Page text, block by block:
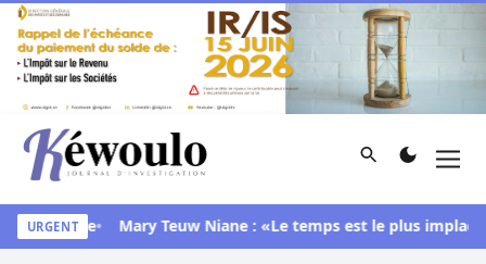
Aller au contenu
Kéwoulo, le premier site d'information et d'investigation
Rechercher
URGENT
chambre Mary Teuw Niane : «Le temps est le plus